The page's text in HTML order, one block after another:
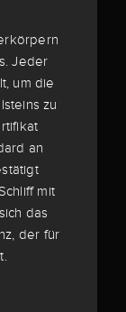
Jeder
um die
zu
an
mit
das
der für